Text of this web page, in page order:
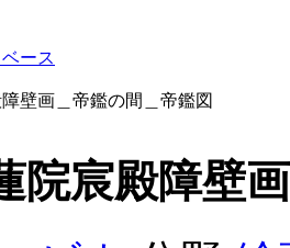
ース
壁画＿帝鑑の間＿帝鑑図
院宸殿障壁